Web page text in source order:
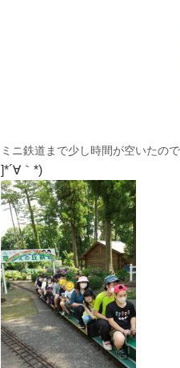
ミニ鉄道まで少し時間が空いたの
]*´∀｀*)